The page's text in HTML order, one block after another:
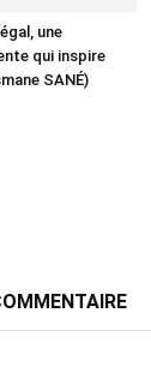
une
qui inspire
SANÉ)